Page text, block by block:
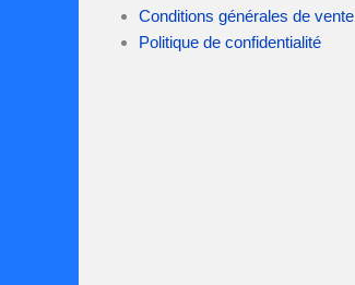
Conditions générales de vente
Politique de confidentialité